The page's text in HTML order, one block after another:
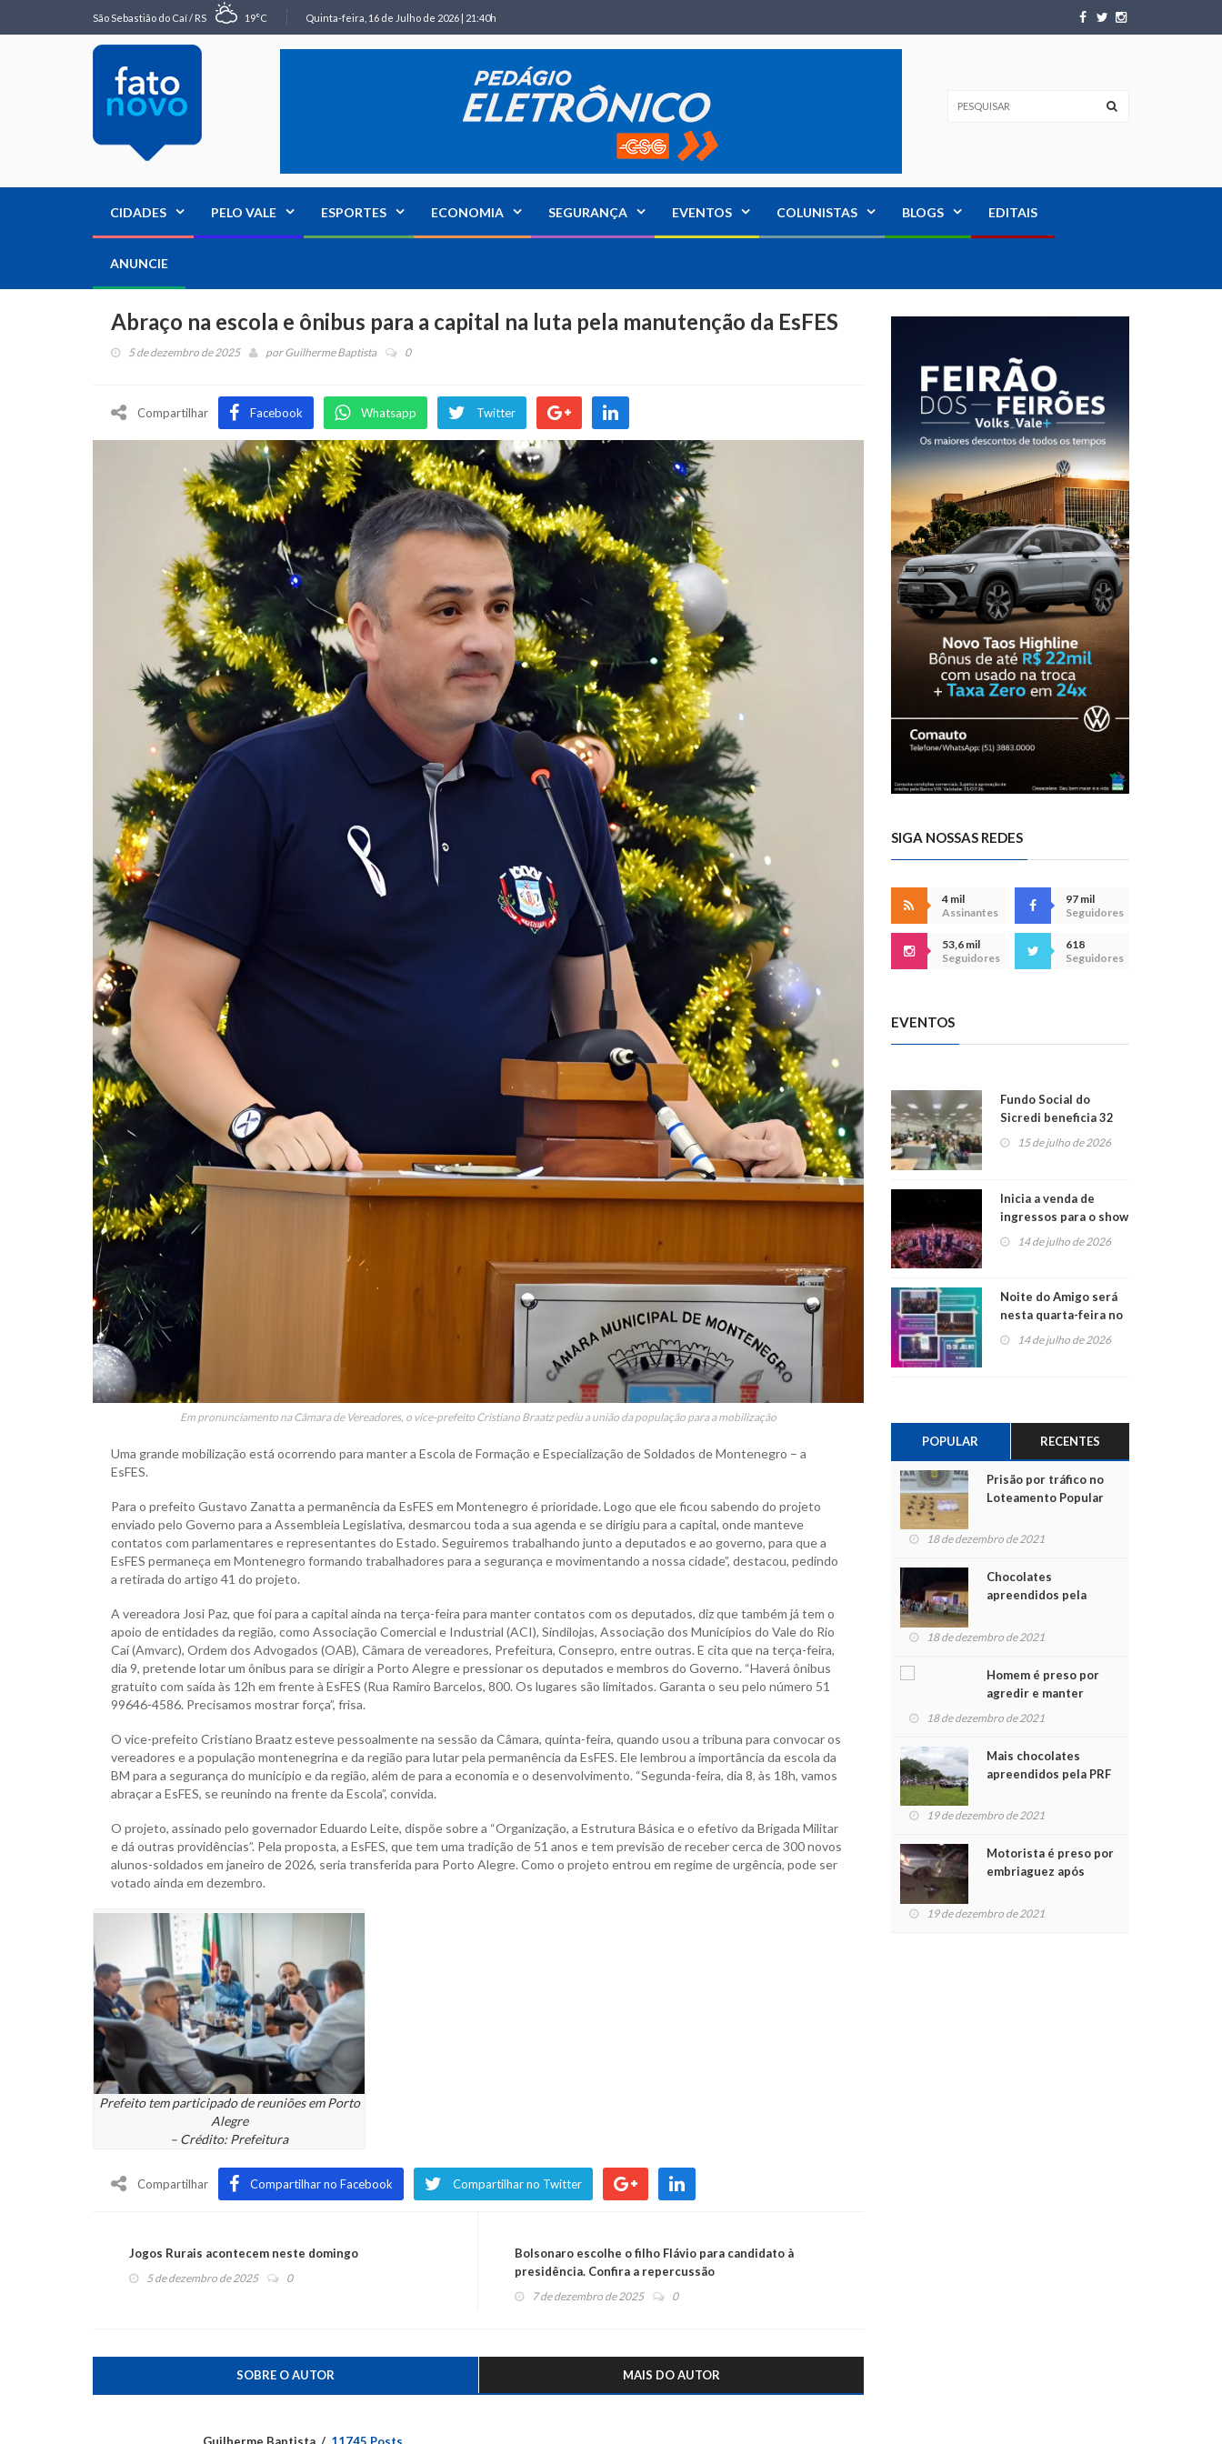
São Sebastião do Caí / RS 19°C Quinta-feira, 16 de Julho de 2026 | 21:40h
CIDADES PELO VALE ESPORTES ECONOMIA SEGURANÇA EVENTOS COLUNISTAS BLOGS EDITAIS
ANUNCIE
Abraço na escola e ônibus para a capital na luta pela manutenção da EsFES
5 de dezembro de 2025 porGuilherme Baptista 0
Compartilhar Facebook Whatsapp Twitter
Em pronunciamento na Câmara de Vereadores, o vice-prefeito Cristiano Braatz pediu a união da população para a mobilização
Uma grande mobilização está ocorrendo para manter a Escola de Formação e Especialização de Soldados de Montenegro – a
EsFES.
Para o prefeito Gustavo Zanatta a permanência da EsFES em Montenegro é prioridade. Logo que ele ficou sabendo do projeto
enviado pelo Governo para a Assembleia Legislativa, desmarcou toda a sua agenda e se dirigiu para a capital, onde manteve
contatos com parlamentares e representantes do Estado. Seguiremos trabalhando junto a deputados e ao governo, para que a
EsFES permaneça em Montenegro formando trabalhadores para a segurança e movimentando a nossa cidade”, destacou, pedindo
a retirada do artigo 41 do projeto.
A vereadora Josi Paz, que foi para a capital ainda na terça-feira para manter contatos com os deputados, diz que também já tem o
apoio de entidades da região, como Associação Comercial e Industrial (ACI), Sindilojas, Associação dos Municípios do Vale do Rio
Caí (Amvarc), Ordem dos Advogados (OAB), Câmara de vereadores, Prefeitura, Consepro, entre outras. E cita que na terça-feira,
dia 9, pretende lotar um ônibus para se dirigir a Porto Alegre e pressionar os deputados e membros do Governo. “Haverá ônibus
gratuito com saída às 12h em frente à EsFES (Rua Ramiro Barcelos, 800. Os lugares são limitados. Garanta o seu pelo número 51
99646-4586. Precisamos mostrar força”, frisa.
O vice-prefeito Cristiano Braatz esteve pessoalmente na sessão da Câmara, quinta-feira, quando usou a tribuna para convocar os
vereadores e a população montenegrina e da região para lutar pela permanência da EsFES. Ele lembrou a importância da escola da
BM para a segurança do município e da região, além de para a economia e o desenvolvimento. “Segunda-feira, dia 8, às 18h, vamos
abraçar a EsFES, se reunindo na frente da Escola”, convida.
O projeto, assinado pelo governador Eduardo Leite, dispõe sobre a “Organização, a Estrutura Básica e o efetivo da Brigada Militar
e dá outras providências”. Pela proposta, a EsFES, que tem uma tradição de 51 anos e tem previsão de receber cerca de 300 novos
alunos-soldados em janeiro de 2026, seria transferida para Porto Alegre. Como o projeto entrou em regime de urgência, pode ser
votado ainda em dezembro.
Prefeito tem participado de reuniões em Porto
Alegre
– Crédito: Prefeitura
Compartilhar Compartilhar no Facebook Compartilhar no Twitter
Jogos Rurais acontecem neste domingo
5 de dezembro de 2025 0
Bolsonaro escolhe o filho Flávio para candidato à
presidência. Confira a repercussão
7 de dezembro de 2025 0
SOBRE O AUTOR MAIS DO AUTOR
SIGA NOSSAS REDES
4 mil
Assinantes
97 mil
Seguidores
53,6 mil
Seguidores
618
Seguidores
EVENTOS
Fundo Social do
Sicredi beneficia 32
projetos em
15 de julho de 2026
Inicia a venda de
ingressos para o show
do Jota Quest nos 45
anos da Sicredi Ouro
14 de julho de 2026
Noite do Amigo será
nesta quarta-feira no
Centro de Cultura de
14 de julho de 2026
POPULAR RECENTES
Prisão por tráfico no
Loteamento Popular
18 de dezembro de 2021
Chocolates
apreendidos pela
para crianças na
18 de dezembro de 2021
Homem é preso por
agredir e manter
mulher em cárcere
18 de dezembro de 2021
Mais chocolates
apreendidos pela PRF
crianças no Natal
19 de dezembro de 2021
Motorista é preso por
embriaguez após
feridos
19 de dezembro de 2021